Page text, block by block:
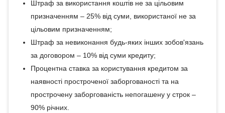
Штраф за використання коштів не за цільовим
призначенням – 25% від суми, використаної не за
цільовим призначенням;
Штраф за невиконання будь-яких інших зобов'язань
за договором – 10% від суми кредиту;
Процентна ставка за користування кредитом за
наявності простроченої заборгованості та на
прострочену заборгованість непогашену у строк –
90% річних.